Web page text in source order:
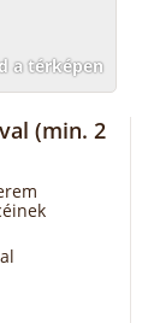
a térképen
(min. 2